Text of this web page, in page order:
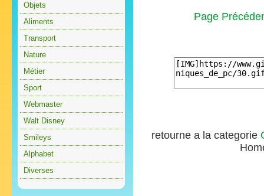
Objets
Aliments
Transport
Nature
Métier
Sport
Webmaster
Walt Disney
Smileys
Alphabet
Diverses
Page
retourne a la categorie